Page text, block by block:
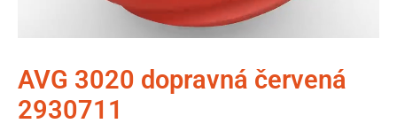
AVG 3020 dopravná červená
2930711